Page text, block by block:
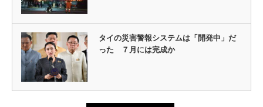
タイの災害警報システムは「開発中」だ
った ７月には完成か